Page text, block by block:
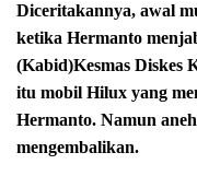
Diceritakannya, awal
ketika Hermanto
(Kabid)Kesmas Diskes
itu mobil Hilux yang
Hermanto. Namun
mengembalikan.